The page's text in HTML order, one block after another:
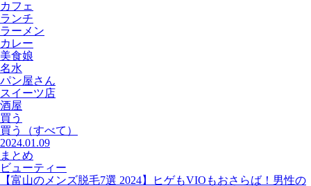
カフェ
ランチ
ラーメン
カレー
美食娘
名水
パン屋さん
スイーツ店
酒屋
買う
買う
（すべて）
2024.01.09
まとめ
ビューティー
【富山のメンズ脱毛7選 2024】ヒゲもVIOもおさらば！男性の